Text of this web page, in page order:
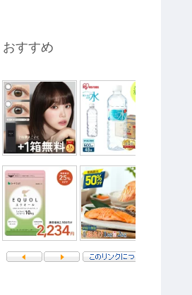
おすすめ